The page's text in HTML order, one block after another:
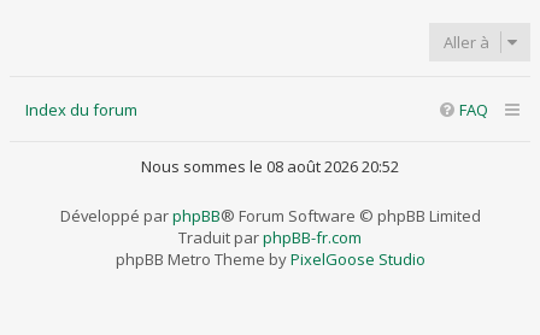
Aller à
Index du forum FAQ
Nous sommes le 08 août 2026 20:52
Développé parphpBB® Forum Software © phpBB Limited
Traduit parphpBB-fr.com
phpBB Metro Theme byPixelGoose Studio